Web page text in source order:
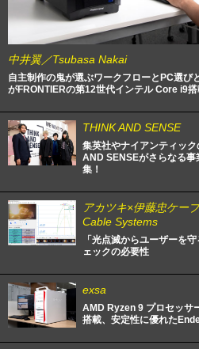
中井翼／Tsubasa Nakai
自主制作の鬼が選ぶワークフローとPC選び
がFRONTIERの第12世代インテル Core i9搭
THINK AND SENSE
集英社やナイアンティッ
AND SENSEがさらなる
集！
アカツキ×伊藤忠ケー
Cable Systems
「光点滅からユーザーを
ェックの必要性
exsa
AMD Ryzen 9 プロセッサ
搭載、安定性に優れた